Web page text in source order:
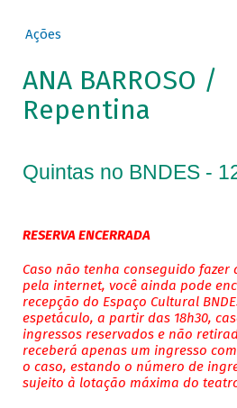
Ações
ANA BARROSO /
Repentina
Quintas no BNDES -
RESERVA ENCERRADA
Caso não tenha conseguido fazer
pela internet, você ainda pode
recepção do Espaço Cultural
espetáculo, a partir das 18h30,
ingressos reservados e não
receberá apenas um ingresso
o caso, estando o número de
sujeito à lotação máxima do